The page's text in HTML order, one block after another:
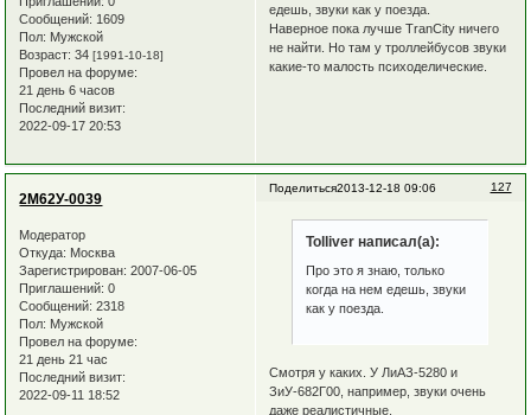
Сообщений: 1609
Пол: Мужской
Возраст: 34[1991-10-18]
Провел на форуме:
21 день 6 часов
Последний визит:
2022-09-17 20:53
едешь, звуки как у поезда.
Наверное пока лучше TranCity ничего
не найти. Но там у троллейбусов звуки
какие-то малость психоделические.
Поделиться 127
2013-12-18 09:06
2М62У-0039
Модератор
Откуда: Москва
Зарегистрирован: 2007-06-05
Приглашений: 0
Сообщений: 2318
Пол: Мужской
Провел на форуме:
21 день 21 час
Последний визит:
2022-09-11 18:52
Tolliver написал(а):
Про это я знаю, только
когда на нем едешь, звуки
как у поезда.
Смотря у каких. У ЛиАЗ-5280 и
ЗиУ-682Г00, например, звуки очень
даже реалистичные.